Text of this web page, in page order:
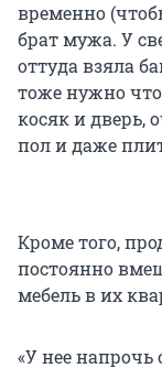
временно
брат мужа. У
оттуда взяла
тоже нужно
косяк и дверь,
пол и даже
Кроме того,
постоянно
мебель в их
«У нее